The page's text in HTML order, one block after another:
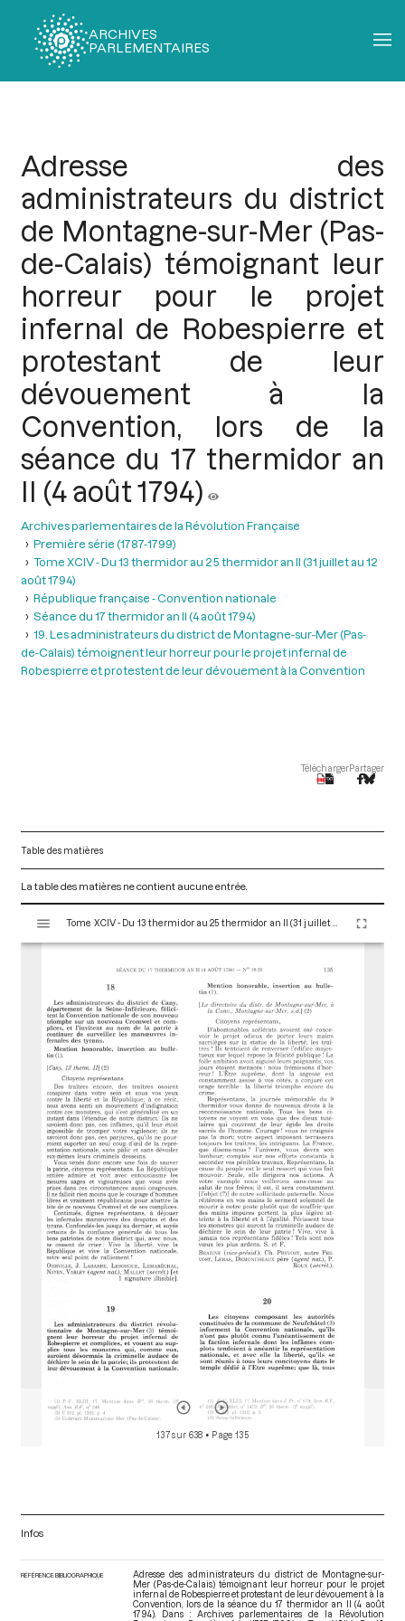
ARCHIVES
PARLEMENTAIRES
Adresse des
administrateurs du district
de Montagne-sur-Mer (Pas-
de-Calais) témoignant leur
horreur pour le projet
infernal de Robespierre et
protestant de leur
dévouement à la
Convention, lors de la
séance du 17 thermidor an
II (4 août 1794)
Archives parlementaires de la Révolution Française
Première série (1787-1799)
Tome XCIV - Du 13 thermidor au 25 thermidor an II (31 juillet au 12
août 1794)
République française - Convention nationale
Séance du 17 thermidor an II (4 août 1794)
19. Les administrateurs du district de Montagne-sur-Mer (Pas-
de-Calais) témoignent leur horreur pour le projet infernal de
Robespierre et protestent de leur dévouement à la Convention
TéléchargerPartager
Table des matières
La table des matières ne contient aucune entrée.
s
137 sur 638 • Page 135
Infos
RÉFÉRENCE BIBLIOGRAPHIQUE
Adresse des administrateurs du district de Montagne-sur-
Mer (Pas-de-Calais) témoignant leur horreur pour le projet
infernal de Robespierre et protestant de leur dévouement à la
Convention, lors de la séance du 17 thermidor an II (4 août
1794). Dans : Archives parlementaires de la Révolution